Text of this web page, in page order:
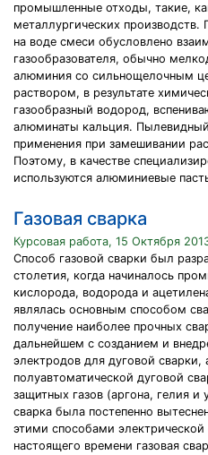
промышленные отходы, такие,
металлургических производств.
на воде смеси обусловлено
газообразователя, обычно
алюминия со сильнощелочным
раствором, в результате
газообразный водород,
алюминаты кальция.
применения при замешивании
Поэтому, в качестве
используются алюминиевые
Газовая сварка
Курсовая работа, 15 Октября
Способ газовой сварки был
столетия, когда начиналось
кислорода, водорода и
являлась основным способом
получение наиболее прочных
дальнейшем с созданием и
электродов для дуговой сварки,
полуавтоматической дуговой
защитных газов (аргона, гелия и
сварка была постепенно
этими способами
настоящего времени газовая